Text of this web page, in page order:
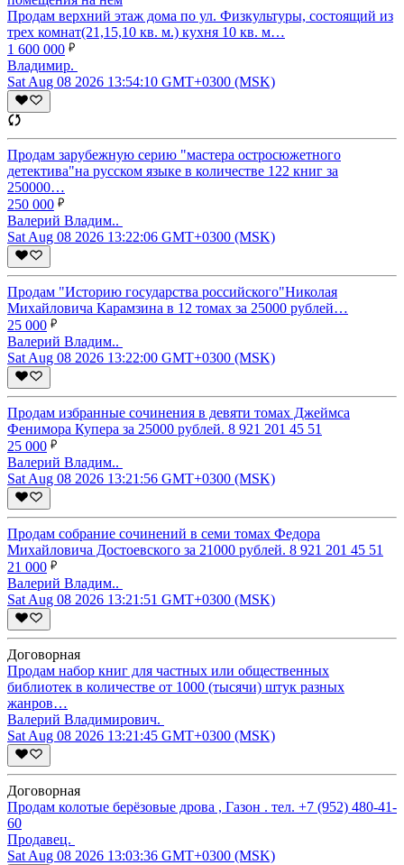
Продам верхний этаж дома по ул. Физкультуры, состоящий из
трех комнат(21,15,10 кв. м.) кухня 10 кв. м…
1 600 000
Владимир.
Sat Aug 08 2026 13:54:10 GMT+0300 (MSK)
Продам зарубежную серию "мастера остросюжетного
детектива"на русском языке в количестве 122 книг за
250000…
250 000
Валерий Владим..
Sat Aug 08 2026 13:22:06 GMT+0300 (MSK)
Продам "Историю государства российского"Николая
Михайловича Карамзина в 12 томах за 25000 рублей…
25 000
Валерий Владим..
Sat Aug 08 2026 13:22:00 GMT+0300 (MSK)
Продам избранные сочинения в девяти томах Джеймса
Фенимора Купера за 25000 рублей. 8 921 201 45 51
25 000
Валерий Владим..
Sat Aug 08 2026 13:21:56 GMT+0300 (MSK)
Продам собрание сочинений в семи томах Федора
Михайловича Достоевского за 21000 рублей. 8 921 201 45 51
21 000
Валерий Владим..
Sat Aug 08 2026 13:21:51 GMT+0300 (MSK)
Договорная
Продам набор книг для частных или общественных
библиотек в количестве от 1000 (тысячи) штук разных
жанров…
Валерий Владимирович.
Sat Aug 08 2026 13:21:45 GMT+0300 (MSK)
Договорная
Продам колотые берёзовые дрова , Газон . тел. +7 (952) 480-41-
60
Продавец.
Sat Aug 08 2026 13:03:36 GMT+0300 (MSK)